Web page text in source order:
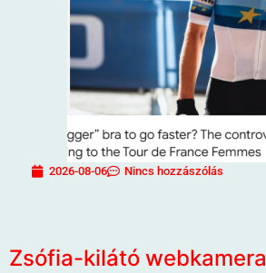
2026-08-06 Nincs hozzászólás
Zsófia-kilátó webkamera